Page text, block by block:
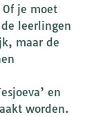
je moet
de leerlingen
maar de
en
worden.